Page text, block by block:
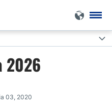
2026
03, 2020